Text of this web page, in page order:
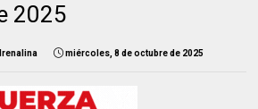
2025
miércoles, 8 de octubre de 2025